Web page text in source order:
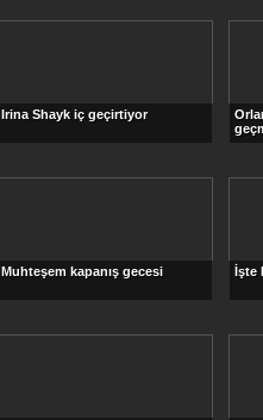
Irina Shayk iç geçirtiyor
Muhteşem kapanış gecesi İşte